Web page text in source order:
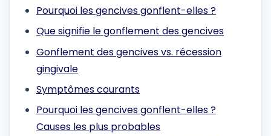
Pourquoi les gencives gonflent-elles ?
Que signifie le gonflement des gencives
Gonflement des gencives vs. récession
gingivale
Symptômes courants
Pourquoi les gencives gonflent-elles ?
Causes les plus probables